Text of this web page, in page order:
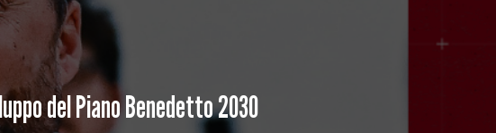
del Piano Benedetto 2030